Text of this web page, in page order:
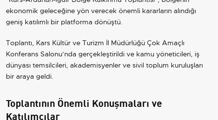
ekonomik geleceğine yön verecek önemli kararların alındığı
geniş katılımlı bir platforma dönüştü.
Toplantı, Kars Kültür ve Turizm İl Müdürlüğü Çok Amaçlı
Konferans Salonu’nda gerçekleştirildi ve kamu yöneticileri, iş
dünyası temsilcileri, akademisyenler ve sivil toplum kuruluşları
bir araya geldi.
Toplantının Önemli Konuşmaları ve
Katılımcılar